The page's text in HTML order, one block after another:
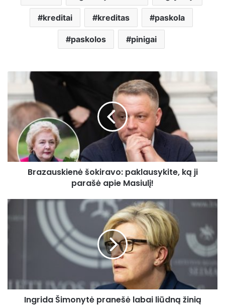
kreditai kreditas paskola
paskolos pinigai
Brazauskienė
šokiravo:
paklausykite,
ką
parašė
apie
Masiulį!
Brazauskienė šokiravo: paklausykite, ką ji
parašė apie Masiulį!
Ingrida
Ingrida Šimonytė pranešė labai liūdną žinią